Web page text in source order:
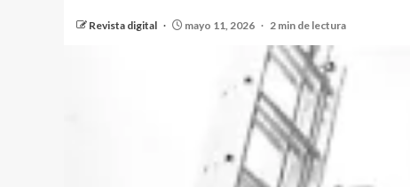
Revista digital mayo 11, 2026 2 min de lectura